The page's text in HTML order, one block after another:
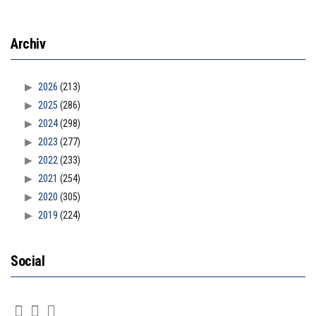
Archiv
2026 (213)
2025 (286)
2024(298)
2023 (277)
2022 (233)
2021 (254)
2020 (305)
2019 (224)
Social